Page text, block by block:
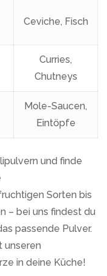
Ceviche, Fisch
Curries,
Chutneys
Mole-Saucen,
Eintöpfe
und finde
Sorten bis
– bei uns findest du
passende Pulver.
unseren
in deine Küche!